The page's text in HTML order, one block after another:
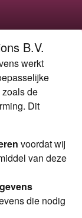
B.V.
werkt
de
Dit
voordat wij
van deze
die nodig